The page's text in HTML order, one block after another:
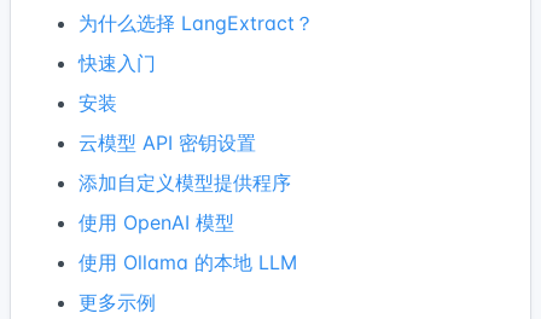
为什么选择 LangExtract？
快速入门
安装
云模型 API 密钥设置
添加自定义模型提供程序
使用 OpenAI 模型
使用 Ollama 的本地 LLM
更多示例